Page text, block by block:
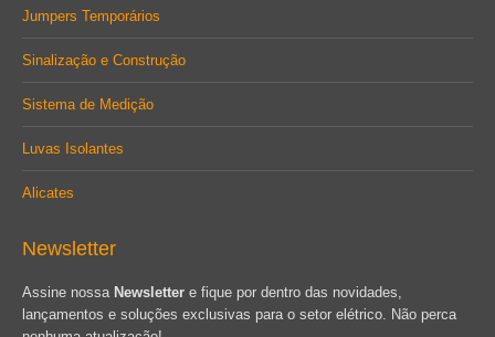
Jumpers Temporários
Sinalização e Construção
Sistema de Medição
Luvas Isolantes
Alicates
Newsletter
Assine nossa Newsletter e fique por dentro das novidades,
lançamentos e soluções exclusivas para o setor elétrico. Não perca